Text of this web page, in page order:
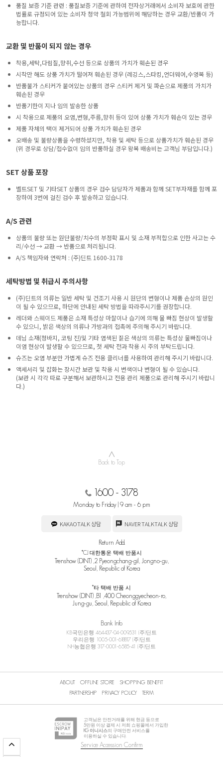
품질 보증 기준 관련 : 품질보증 기준에 관하여 전자상거래에서 소비자 보호에 관한
법률로 규정되어 있는 소비자 청약 철회 가능범위에 해당하는 경우 교환/반품이 가
능합니다.
교환 및 반품이 되지 않는 경우
착용,세탁,다림질,향취,수선 등으로 상품의 가치가 훼손된 경우
시착만 해도 상품 가치가 떨어져 훼손된 경우 (레깅스,스타킹,언더웨어,수영복 등)
반품불가 스티커가 붙어있는 상품의 경우 스티커 제거 및 파손으로 제품의 가치가
훼손된 경우
반품기한이 지나 임의 발송한 상품
시 착용으로 제품의 오염,변형,주름,향취 등이 있어 상품 가치가 훼손이 있는 경우
제품 자체의 택이 제거되어 상품 가치가 훼손된 경우
오배송 및 불량상품을 수령하셨지만, 착용 및 세탁 등으로 상품가치가 훼손된 경우
(위 경우로 상담/접수없이 임의 반품하실 경우 왕복 배송비는 고객님 부담입니다.)
SET 상품 포장
벨트SET 및 기타SET 상품의 경우 검수 담당자가 제품과 함께 SET부자재를 함께 포
장하여 3번에 걸친 검수 후 발송하고 있습니다.
A/S 관련
상품의 불량 또는 원단불량/치수의 부정확 표시 및 소재 부적합으로 인한 사고는 수
리/수선 → 교환 → 반품으로 처리됩니다.
A/S 책임자와 연락처 : (주)딘트 1600-3178
세탁방법 및 취급시 주의사항
(주)딘트의 의류는 일반 세탁 및 건조기 사용 시 원단의 변형이나 제품 손상의 원인
이 될 수 있으므로, 하단에 안내된 세탁 방법을 따라주시기를 권장합니다.
레더와 스웨이드 제품은 소재 특성상 마찰이나 습기에 의해 물 빠짐 현상이 발생할
수 있으니, 밝은 색상의 의류나 가방과의 접촉에 주의해 주시기 바랍니다.
데님 소재(청바지, 코팅 진)및 기타 염색된 짙은 색상의 의류는 특성상 물빠짐이나
이염 현상이 발생할 수 있으므로, 첫 세탁 전과 착용 시 주의 부탁드립니다.
슈즈는 오염 부분만 가볍게 슈즈 전용 클리너를 사용하여 관리해 주시기 바랍니다.
액세서리 및 잡화는 장시간 보관 및 착용 시 변색이나 변형이 될 수 있습니다.
(보관 시 각각 따로 구분해서 보관하시고 전용 관리 제품으로 관리해 주시기 바랍니
다.)
∧
Back to Top
1600 - 3178
Monday to Friday | 9 am - 6 pm
KAKAOTALK 상담 NAVER TALKTALK 상담
Return Add.
*CJ 대한통운 택배 반품시
Trenshow (DINT) ,2 Pyeongchang-gil, Jongno-gu,
Seoul, Republic of Korea
*타 택배 반품 시
Trenshow (DINT) ,B1 ,400 Cheonggyecheon-ro,
Jung-gu, Seoul, Republic of Korea
Bank Info
KB국민은행 464437-04-009531 (주)딘트
우리은행 1005-001-618817 (주)딘트
NH농협은행 317-0001-6585-41 (주)딘트
ABOUT OFFLINE STORE
SHOPPING BENEFIT
PARTNERSHIP
PRIVACY POLICY TERM
고객님은 안전거래를 위해 현금 등으로
5만원 이상 결제 시 저희 쇼핑몰에서 가입한
KG 이니시스의 구매안전 서비스를
이용하실 수 있습니다.
Service Accession Confirm